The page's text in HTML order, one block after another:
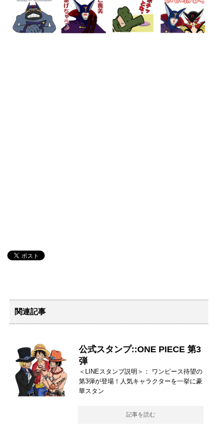
関連記事
公式スタンプ::ONE PIECE 第3
弾
＜LINEスタンプ説明＞： ワンピース待望の
第3弾が登場！人気キャラクターを一挙に豪
華スタン
記事を読む